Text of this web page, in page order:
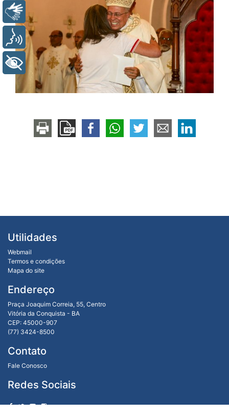
Utilidades
Webmail
Termos e condições
Mapa do site
Endereço
Praça Joaquim Correia, 55, Centro
Vitória da Conquista - BA
CEP: 45000-907
(77) 3424-8500
Contato
Fale Conosco
Redes Sociais
Voz
+ Acessibilidade